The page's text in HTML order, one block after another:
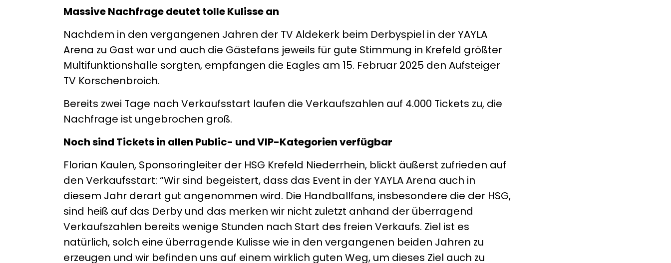
Massive Nachfrage deutet tolle Kulisse an
Nachdem in den vergangenen Jahren der TV Aldekerk beim Derbyspiel in der YAYLA
Arena zu Gast war und auch die Gästefans jeweils für gute Stimmung in Krefeld größter
Multifunktionshalle sorgten, empfangen die Eagles am 15. Februar 2025 den Aufsteiger
TV Korschenbroich.
Bereits zwei Tage nach Verkaufsstart laufen die Verkaufszahlen auf 4.000 Tickets zu, die
Nachfrage ist ungebrochen groß.
Noch sind Tickets in allen Public- und VIP-Kategorien verfügbar
Florian Kaulen, Sponsoringleiter der HSG Krefeld Niederrhein, blickt äußerst zufrieden auf
den Verkaufsstart: “Wir sind begeistert, dass das Event in der YAYLA Arena auch in
diesem Jahr derart gut angenommen wird. Die Handballfans, insbesondere die der HSG,
sind heiß auf das Derby und das merken wir nicht zuletzt anhand der überragend
Verkaufszahlen bereits wenige Stunden nach Start des freien Verkaufs. Ziel ist es
natürlich, solch eine überragende Kulisse wie in den vergangenen beiden Jahren zu
erzeugen und wir befinden uns auf einem wirklich guten Weg, um dieses Ziel auch zu